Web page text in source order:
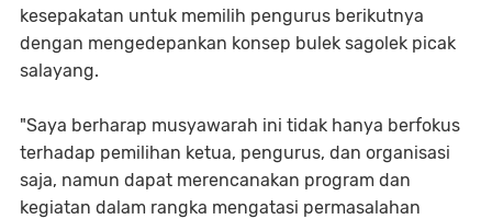
kesepakatan untuk memilih pengurus berikutnya
dengan mengedepankan konsep bulek sagolek picak
salayang.
"Saya berharap musyawarah ini tidak hanya berfokus
terhadap pemilihan ketua, pengurus, dan organisasi
saja, namun dapat merencanakan program dan
kegiatan dalam rangka mengatasi permasalahan